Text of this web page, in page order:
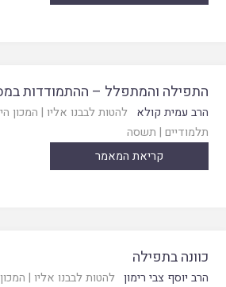
התפילה והמתפלל – ההתמודדות
הרב עמית קולא להטות לבבנו אליו | המכון
תלמודיים | תשסה
קריאת המאמר
כוונה בתפילה
הרב יוסף צבי רימון להטות לבבנו אליו |